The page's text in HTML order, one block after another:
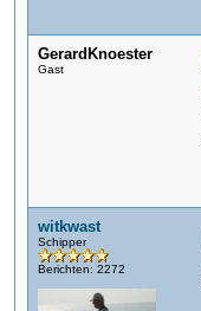
GerardKnoester
Gast
witkwast
Schipper
Berichten: 2272